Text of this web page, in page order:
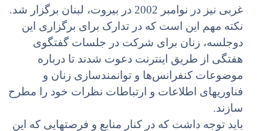
غربی نیز در نوامبر 2002 در بیروت، لبنان برگزار شد.
نکته مهم این است که در تدارک برای برگزاری این
دوجلسه، زنان برای شرکت در جلسات گفتگوی
هفتگی از طریق اینترنت دعوت شدند تا درباره
موضوعات کنفرانس‌ها و توانمندسازی زنان و
فناوریهای اطلاعات و ارتباطات نظرات خود را مطرح
سازند.
باید توجه داشت که در کنار منابع و فرصتهایی که این